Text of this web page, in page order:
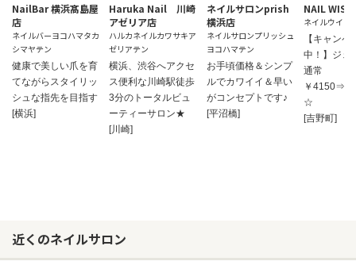
NailBar 横浜髙島屋
店
ネイルバーヨコハマタカ
シマヤテン
健康で美しい爪を育
てながらスタイリッ
シュな指先を目指す
[横浜]
Haruka Nail 川崎
アゼリア店
ハルカネイルカワサキア
ゼリアテン
横浜、渋谷へアクセ
ス便利な川崎駅徒歩
3分のトータルビュ
ーティーサロン★
[川崎]
ネイルサロンprish
横浜店
ネイルサロンプリッシュ
ヨコハマテン
お手頃価格＆シンプ
ルでカワイイ＆早い
がコンセプトです♪
[平沼橋]
NAIL WISH
ネイルウイッ
【キャンペ
中！】ジェ
通常
￥4150⇒
☆
[吉野町]
近くのネイルサロン